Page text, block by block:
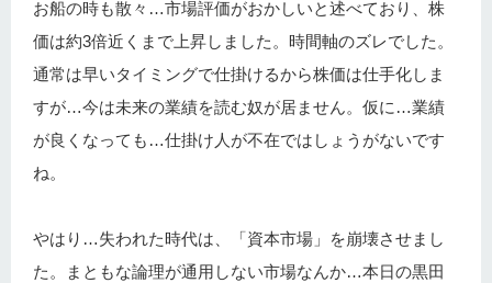
お船の時も散々…市場評価がおかしいと述べており、株
価は約3倍近くまで上昇しました。時間軸のズレでした。
通常は早いタイミングで仕掛けるから株価は仕手化しま
すが…今は未来の業績を読む奴が居ません。仮に…業績
が良くなっても…仕掛け人が不在ではしょうがないです
ね。
やはり…失われた時代は、「資本市場」を崩壊させまし
た。まともな論理が通用しない市場なんか…本日の黒田